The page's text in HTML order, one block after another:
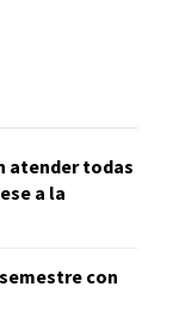
atender todas
a la
con